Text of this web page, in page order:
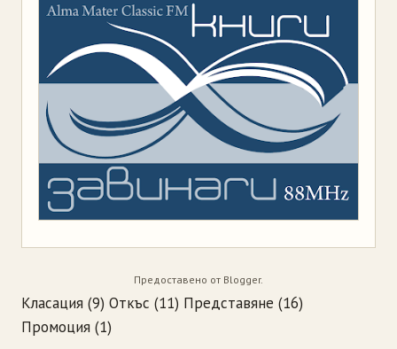
Предоставено от Blogger.
Класация (9) Откъс (11) Представяне (16)
Промоция (1)